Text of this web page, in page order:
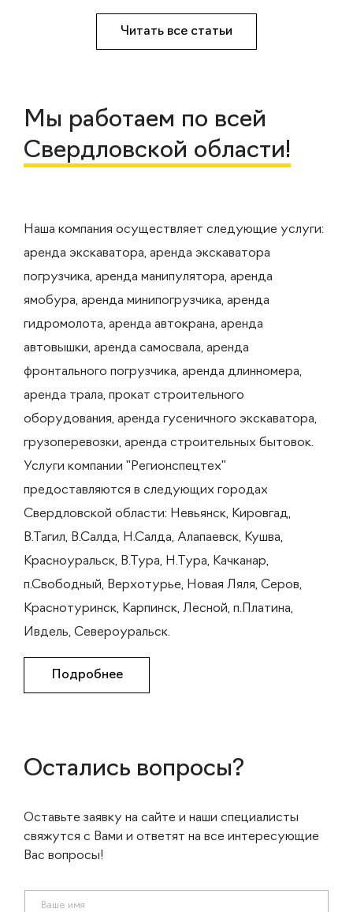
Читать все статьи
Мы работаем по всей
Свердловской области!
Наша компания осуществляет следующие услуги:
аренда экскаватора, аренда экскаватора
погрузчика, аренда манипулятора, аренда
ямобура, аренда минипогрузчика, аренда
гидромолота, аренда автокрана, аренда
автовышки, аренда самосвала, аренда
фронтального погрузчика, аренда длинномера,
аренда трала, прокат строительного
оборудования, аренда гусеничного экскаватора,
грузоперевозки, аренда строительных бытовок.
Услуги компании "Регионспецтех"
предоставляются в следующих городах
Свердловской области: Невьянск, Кировгад,
В.Тагил, В.Салда, Н.Салда, Алапаевск, Кушва,
Красноуральск, В.Тура, Н.Тура, Качканар,
п.Свободный, Верхотурье, Новая Ляля, Серов,
Краснотуринск, Карпинск, Лесной, п.Платина,
Ивдель, Североуральск.
Подробнее
Остались вопросы?
Оставьте заявку на сайте и наши специалисты
свяжутся с Вами и ответят на все интересующие
Вас вопросы!